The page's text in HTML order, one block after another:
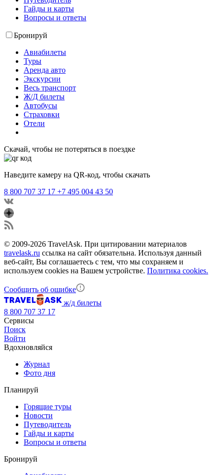
Гайды и карты
Вопросы и ответы
Бронируй
Авиабилеты
Туры
Аренда авто
Экскурсии
Весь транспорт
Ж/Д билеты
Автобусы
Страховки
Отели
Скачай, чтобы не потеряться в поездке
Наведите камеру на QR-код, чтобы скачать
8 800 707 37 17 +7 495 004 43 50
© 2009-2026 TravelAsk. При цитировании материалов
travelask.ru ссылка на сайт обязательна. Используя данный
веб-сайт, Вы соглашаетесь с тем, что мы сохраняем и
используем cookies на Вашем устройстве. Политика cookies.
Сообщить об ошибке
ж/д билеты
8 800 707 37 17
Сервисы
Поиск
Войти
Вдохновляйся
Журнал
Фото дня
Планируй
Горящие туры
Новости
Путеводитель
Гайды и карты
Вопросы и ответы
Бронируй